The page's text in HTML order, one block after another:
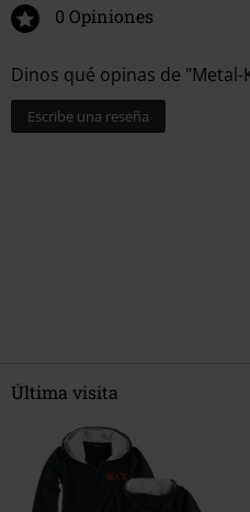
0 Opiniones
Dinos qué opinas de "Metal-
Escribe una reseña
Última visita